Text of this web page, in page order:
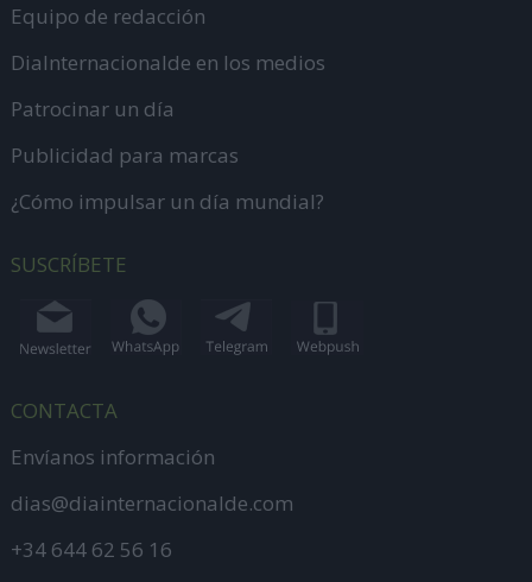
Equipo de redacción
DiaInternacionalde en los medios
Patrocinar un día
Publicidad para marcas
¿Cómo impulsar un día mundial?
SUSCRÍBETE
CONTACTA
Envíanos información
dias@diainternacionalde.com
+34 644 62 56 16